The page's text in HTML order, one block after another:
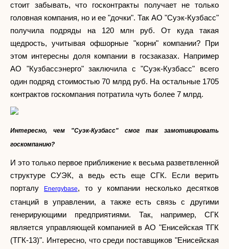
стоит забывать, что госконтракты получает не только
головная компания, но и ее "дочки". Так АО "Суэк-Кузбасс"
получила подряды на 120 млн руб. От куда такая
щедрость, учитывая офшорные "корни" компании? При
этом интересны доля компании в госзаказах. Например
АО "Кузбассэнерго" заключила с "Суэк-Кузбасс" всего
один подряд стоимостью 70 млрд руб. На остальные 1705
контрактов госкомпания потратила чуть более 7 млрд.
Интересно, чем "Суэк-Кузбасс" смог так замотивировать
госкомпанию?
И это только первое приближение к весьма разветвленной
структуре СУЭК, а ведь есть еще СГК. Если верить
порталу
Energybase, то у компании несколько десятков
станций в управлении, а также есть связь с другими
генерирующими предприятиями. Так, например, СГК
является управляющей компанией в АО "Енисейская ТГК
(ТГК-13)". Интересно, что среди поставщиков "Енисейская